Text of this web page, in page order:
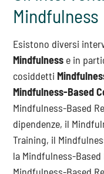
Mindfulness
Esistono diversi
Mindfulness e in
cosiddetti
Mindfulness-Based
Mindfulness-Based
dipendenze, il
Training, il
la Mindfulness-